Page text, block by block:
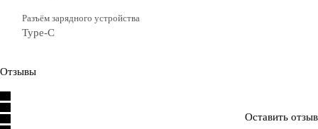
Разъём зарядного устройства
Type-C
Отзывы
Оставить отзыв